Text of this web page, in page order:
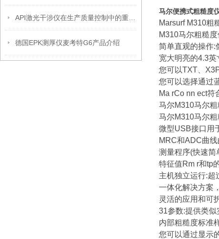
德国EPK测厚仪麦考特G6产品介绍
马尔便携式粗糙度
Marsurf M310粗
M310马尔粗糙
简单直观的操作:
宽大明亮的4.3英
您可以TXT、
您可以选择通过
Ma rCo nn ect符
马尔M310马尔
马尔M310马尔
微型USB接口用
MRC和ADC曲
测量程序(快速简
特征值Rm r和tp
主机独立运行:超
一体化解决方案
灵活的应用和可
31参数:提供类
内部粗糙度标准
您可以通过显示